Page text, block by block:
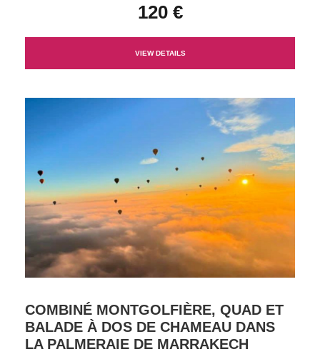
120 €
VIEW DETAILS
COMBINÉ MONTGOLFIÈRE, QUAD ET
BALADE À DOS DE CHAMEAU DANS
LA PALMERAIE DE MARRAKECH